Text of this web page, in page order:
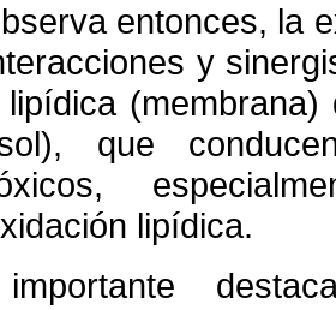
entonces, la
y
lipídica
que
lipídica.